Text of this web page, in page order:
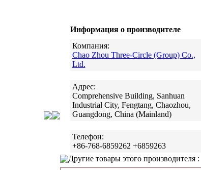
Информация о производителе
Компания:
Chao Zhou Three-Circle (Group) Co.,
Ltd.
Адрес:
Comprehensive Building, Sanhuan
Industrial City, Fengtang, Chaozhou,
Guangdong, China (Mainland)
Телефон:
+86-768-6859262 +6859263
Другие товары этого производителя :